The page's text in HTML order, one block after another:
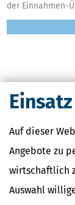
Auf dieser
Angebote zu
wirtschaftlich
Auswahl
der Einnahmen-
der Einnahmen-